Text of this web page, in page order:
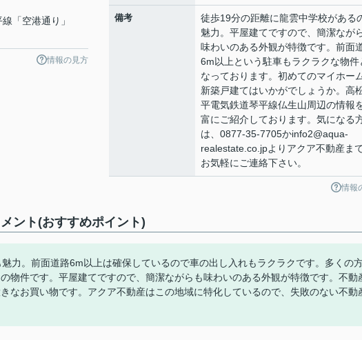
線 「空港通り 」
情報の見方
備考
徒歩19分の距離に龍雲中学校がある
魅力。平屋建てですので、簡潔なが
味わいのある外観が特徴です。前面
6m以上という駐車もラクラクな物件
なっております。初めてのマイホー
新築戸建てはいかがでしょうか。高
平電気鉄道琴平線仏生山周辺の情報
富にご紹介しております。気になる
は、0877-35-7705かinfo2@aqua-
realestate.co.jpよりアクア不動産ま
お気軽にご連絡下さい。
情報
ント(おすすめポイント)
力。前面道路6m以上は確保しているので車の出し入れもラクラクです。多くの
物件です。平屋建てですので、簡潔ながらも味わいのある外観が特徴です。不動
なお買い物です。アクア不動産はこの地域に特化しているので、失敗のない不動